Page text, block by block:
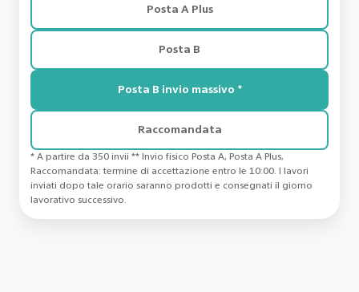
Posta A Plus
Posta B
Posta B invio massivo *
Raccomandata
* A partire da 350 invii​ ** Invio fisico Posta A, Posta A Plus,
Raccomandata: termine di accettazione entro le 10:00. I lavori
inviati dopo tale orario saranno prodotti e consegnati il giorno
lavorativo successivo.